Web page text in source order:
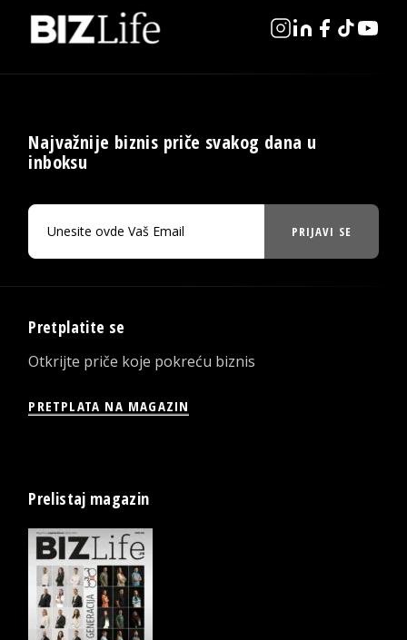
Najvažnije biznis priče svakog dana u
inboksu
PRIJAVI SE
Pretplatite se
Otkrijte priče koje pokreću biznis
PRETPLATA NA MAGAZIN
Prelistaj magazin